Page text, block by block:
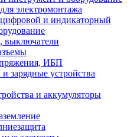
электромонтажа
и индикаторный
выключатели
ИБП
зарядные устройства
и аккумуляторы